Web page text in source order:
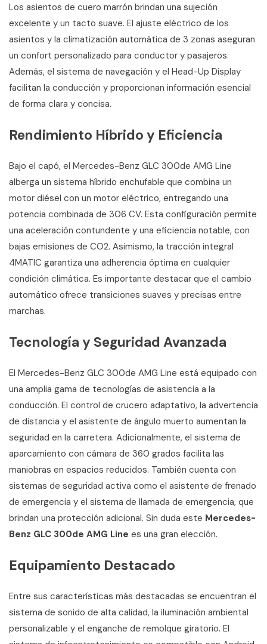
Los asientos de cuero marrón brindan una sujeción
excelente y un tacto suave. El ajuste eléctrico de los
asientos y la climatización automática de 3 zonas aseguran
un confort personalizado para conductor y pasajeros.
Además, el sistema de navegación y el Head-Up Display
facilitan la conducción y proporcionan información esencial
de forma clara y concisa.
Rendimiento Híbrido y Eficiencia
Bajo el capó, el Mercedes-Benz GLC 300de AMG Line
alberga un sistema híbrido enchufable que combina un
motor diésel con un motor eléctrico, entregando una
potencia combinada de 306 CV. Esta configuración permite
una aceleración contundente y una eficiencia notable, con
bajas emisiones de CO2. Asimismo, la tracción integral
4MATIC garantiza una adherencia óptima en cualquier
condición climática. Es importante destacar que el cambio
automático ofrece transiciones suaves y precisas entre
marchas.
Tecnología y Seguridad Avanzada
El Mercedes-Benz GLC 300de AMG Line está equipado con
una amplia gama de tecnologías de asistencia a la
conducción. El control de crucero adaptativo, la advertencia
de distancia y el asistente de ángulo muerto aumentan la
seguridad en la carretera. Adicionalmente, el sistema de
aparcamiento con cámara de 360 grados facilita las
maniobras en espacios reducidos. También cuenta con
sistemas de seguridad activa como el asistente de frenado
de emergencia y el sistema de llamada de emergencia, que
brindan una protección adicional. Sin duda este Mercedes-
Benz GLC 300de AMG Line es una gran elección.
Equipamiento Destacado
Entre sus características más destacadas se encuentran el
sistema de sonido de alta calidad, la iluminación ambiental
personalizable y el enganche de remolque giratorio. El